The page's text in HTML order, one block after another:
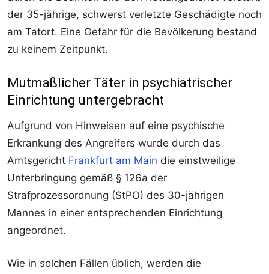
der 35-jährige, schwerst verletzte Geschädigte noch
am Tatort. Eine Gefahr für die Bevölkerung bestand
zu keinem Zeitpunkt.
Mutmaßlicher Täter in psychiatrischer
Einrichtung untergebracht
Aufgrund von Hinweisen auf eine psychische
Erkrankung des Angreifers wurde durch das
Amtsgericht Frankfurt am Main die einstweilige
Unterbringung gemäß § 126a der
Strafprozessordnung (StPO) des 30-jährigen
Mannes in einer entsprechenden Einrichtung
angeordnet.
Wie in solchen Fällen üblich, werden die